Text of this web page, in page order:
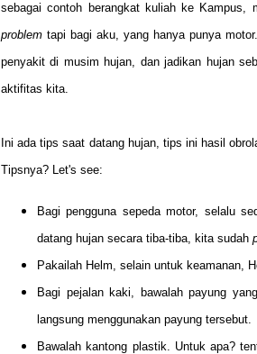
sebagai contoh berangkat kuliah ke Kampus,
problem tapi bagi aku, yang hanya punya
penyakit di musim hujan, dan jadikan hujan
aktifitas kita.
Ini ada tips saat datang hujan, tips ini hasil
Tipsnya? Let's see:
Bagi pengguna sepeda motor, selalu
datang hujan secara tiba-tiba, kita sudah
Pakailah Helm, selain untuk keamanan,
Bagi pejalan kaki, bawalah payung
langsung menggunakan payung tersebut.
Bawalah kantong plastik. Untuk apa?